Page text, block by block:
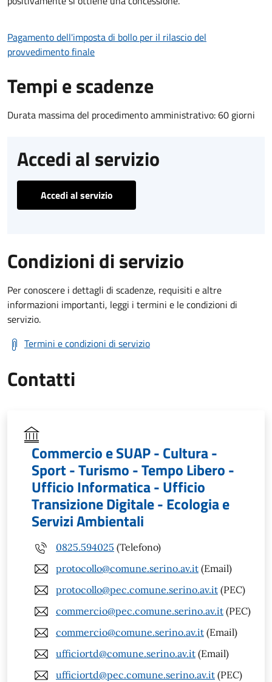
Pagamento dell'imposta di bollo per il rilascio del
provvedimento finale
Tempi e scadenze
Durata massima del procedimento amministrativo: 60 giorni
Accedi al servizio
Accedi al servizio
Condizioni di servizio
Per conoscere i dettagli di scadenze, requisiti e altre
informazioni importanti, leggi i termini e le condizioni di
servizio.
Termini e condizioni di servizio
Contatti
Commercio e SUAP - Cultura -
Sport - Turismo - Tempo Libero -
Ufficio Informatica - Ufficio
Transizione Digitale - Ecologia e
Servizi Ambientali
0825.594025 (Telefono)
protocollo@comune.serino.av.it (Email)
protocollo@pec.comune.serino.av.it (PEC)
commercio@pec.comune.serino.av.it (PEC)
commercio@comune.serino.av.it (Email)
ufficiortd@comune.serino.av.it (Email)
ufficiortd@pec.comune.serino.av.it (PEC)